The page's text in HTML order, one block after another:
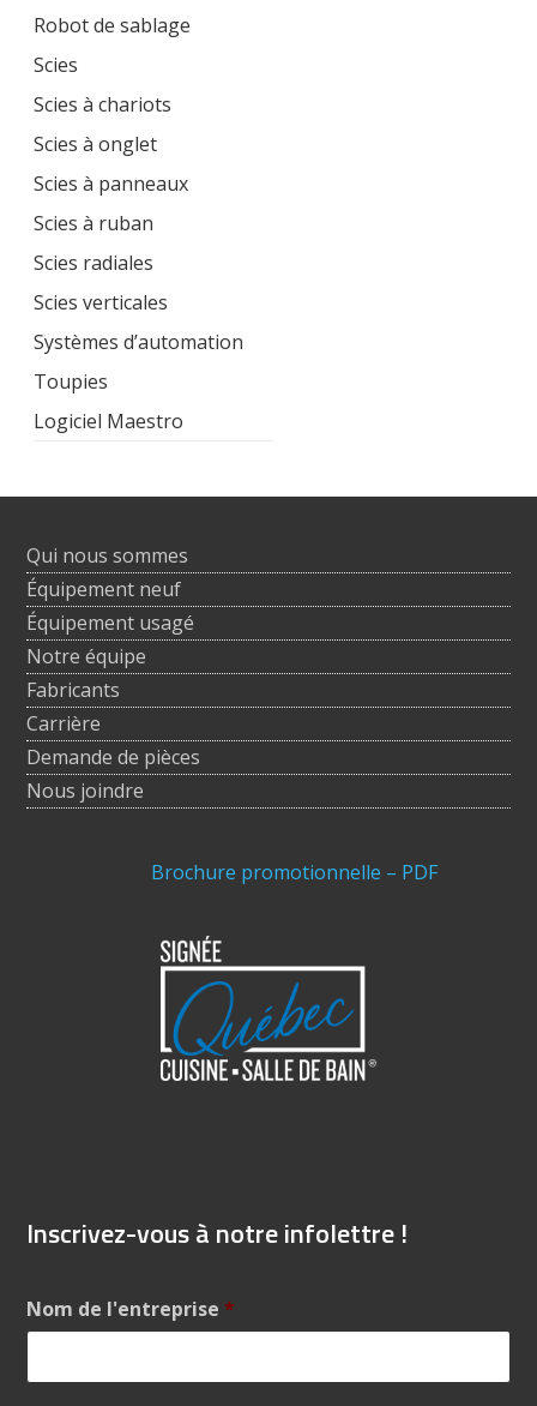
Robot de sablage
Scies
Scies à chariots
Scies à onglet
Scies à panneaux
Scies à ruban
Scies radiales
Scies verticales
Systèmes d’automation
Toupies
Logiciel Maestro
Qui nous sommes
Équipement neuf
Équipement usagé
Notre équipe
Fabricants
Carrière
Demande de pièces
Nous joindre
Brochure promotionnelle – PDF
Inscrivez-vous à notre infolettre !
Nom de l'entreprise *